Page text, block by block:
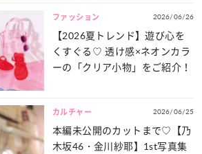
ファッション 2026/06/26
【2026夏トレンド】遊び心を
くすぐる♡ 透け感×ネオンカラ
ーの「クリア小物」をご紹介！
カルチャー 2026/06/25
本編未公開のカットまで♡【乃
木坂46・金川紗耶】1st写真集